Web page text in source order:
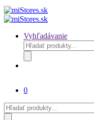
Vyhľadávanie
Products
search
0
Products
search